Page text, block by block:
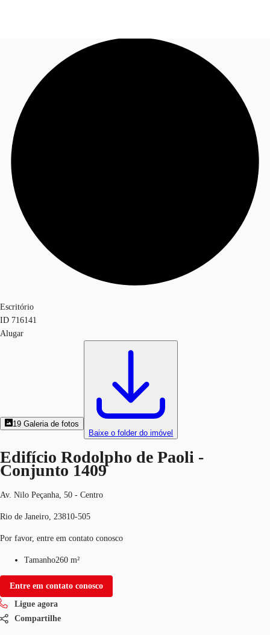
Sobre a JLL
Receba Nossa Newsletter
Ligue agora
Escritório
ID 716141
Alugar
19 Galeria de fotos
Baixe o folder do imóvel
Edifício Rodolpho de Paoli -
Conjunto 1409
Av. Nilo Peçanha, 50 - Centro
Rio de Janeiro, 23810-505
Por favor, entre em contato conosco
Tamanho260 m²
Entre em contato conosco
Ligue agora
Compartilhe